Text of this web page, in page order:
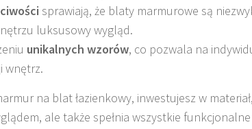
sprawiają, że blaty marmurowe są
luksusowy wygląd.
unikalnych wzorów, co pozwala na
wnętrz.
na blat łazienkowy, inwestujesz w
ale także spełnia wszystkie